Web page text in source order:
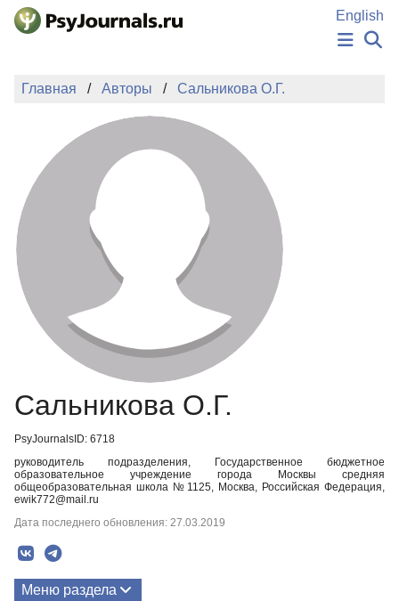
Перейти к основному содержанию
English
НОВОСТИ
АВТОРЫ
ПОДАТЬ РУКОПИСЬ
БАЗА ЗНАНИЙ
КЛЮЧЕВЫЕ СЛОВА
Регистрация
Главная Авторы Сальникова О.Г.
Сальникова О.Г.
PsyJournalsID: 6718
руководитель подразделения, Государственное бюджетное
образовательное учреждение города Москвы средняя
общеобразовательная школа №1125, Москва, Российская Федерация,
ewik772@mail.ru
Дата последнего обновления: 27.03.2019
Меню раздела